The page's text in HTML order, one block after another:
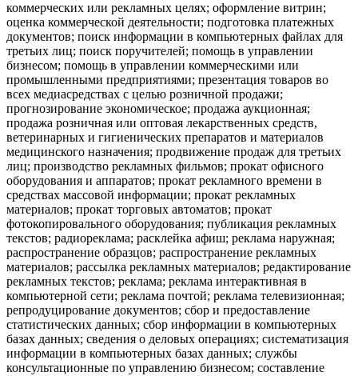
коммерческих или рекламных целях; оформление витрин;
оценка коммерческой деятельности; подготовка платежных
документов; поиск информации в компьютерных файлах для
третьих лиц; поиск поручителей; помощь в управлении
бизнесом; помощь в управлении коммерческими или
промышленными предприятиями; презентация товаров во
всех медиасредствах с целью розничной продажи;
прогнозирование экономическое; продажа аукционная;
продажа розничная или оптовая лекарственных средств,
ветеринарных и гигиенических препаратов и материалов
медицинского назначения; продвижение продаж для третьих
лиц; производство рекламных фильмов; прокат офисного
оборудования и аппаратов; прокат рекламного времени в
средствах массовой информации; прокат рекламных
материалов; прокат торговых автоматов; прокат
фотокопировального оборудования; публикация рекламных
текстов; радиореклама; расклейка афиш; реклама наружная;
распространение образцов; распространение рекламных
материалов; рассылка рекламных материалов; редактирование
рекламных текстов; реклама; реклама интерактивная в
компьютерной сети; реклама почтой; реклама телевизионная;
репродуцирование документов; сбор и предоставление
статистических данных; сбор информации в компьютерных
базах данных; сведения о деловых операциях; систематизация
информации в компьютерных базах данных; службы
консультационные по управлению бизнесом; составление